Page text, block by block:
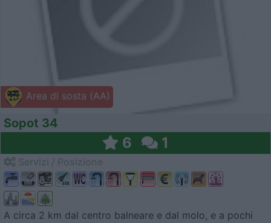
Area di sosta (AA)
Sopot 34
6 1
A circa 2 km dal centro balneare e dal molo, e a pochi